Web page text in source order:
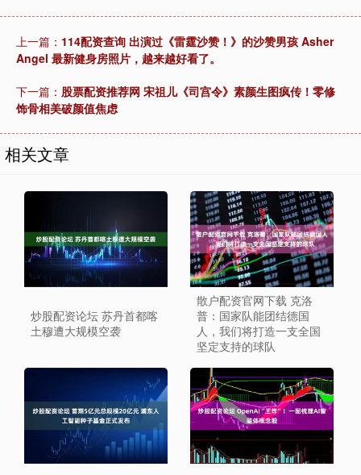
上一篇： 114配资查询 出演过《雷霆沙赞！》的沙赞男孩 Asher
Angel 最新健身房照片，越来越好看了。
下一篇： 股票配资推荐网 宋祖儿《司宫令》素颜生图疯传！零修
饰骨相美破颜值焦虑
相关文章
炒股配资论坛 苏丹首都喀
土穆遭大规模空袭
散户配资官网下载 克洛
普：国家队能团结德国
人，我们将打造一支全国
坚定支持的球队